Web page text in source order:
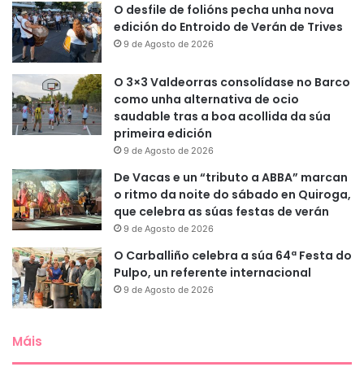
O desfile de folións pecha unha nova
edición do Entroido de Verán de Trives
9 de Agosto de 2026
O 3×3 Valdeorras consolídase no Barco
como unha alternativa de ocio
saudable tras a boa acollida da súa
primeira edición
9 de Agosto de 2026
De Vacas e un “tributo a ABBA” marcan
o ritmo da noite do sábado en Quiroga,
que celebra as súas festas de verán
9 de Agosto de 2026
O Carballiño celebra a súa 64ª Festa do
Pulpo, un referente internacional
9 de Agosto de 2026
Máis